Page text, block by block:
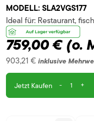
MODELL: SLA2VGS177
759,00 €(o.
903,21 € inklusive
Ideal für: Restaurant,
Jetzt Kaufen - +